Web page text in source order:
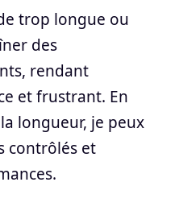
trop longue ou
des
rendant
et frustrant. En
longueur, je peux
contrôlés et